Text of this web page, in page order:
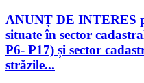
ANUNȚ DE INTERES
situate în sector
P6- P17) și sector
străzile...